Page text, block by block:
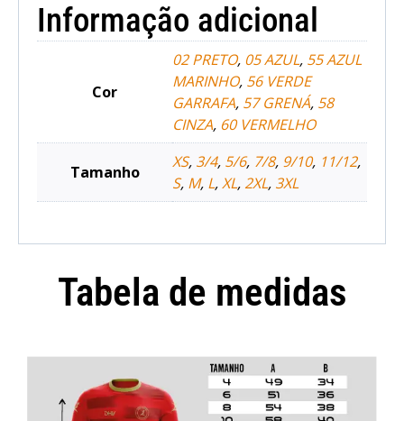
Informação adicional
Cor
02 PRETO, 05 AZUL, 55 AZUL
MARINHO, 56 VERDE
GARRAFA, 57 GRENÁ, 58
CINZA, 60 VERMELHO
Tamanho
XS, 3/4, 5/6, 7/8, 9/10, 11/12,
S, M, L,XL, 2XL, 3XL
Tabela de medidas